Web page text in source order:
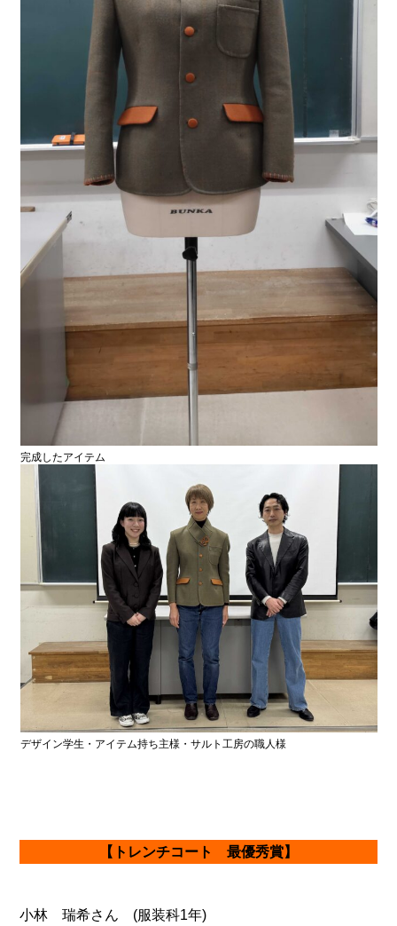
完成したアイテム
デザイン学生・アイテム持ち主様・サルト工房の職人様
【トレンチコート 最優秀賞】
小林 瑞希さん (服装科1年)